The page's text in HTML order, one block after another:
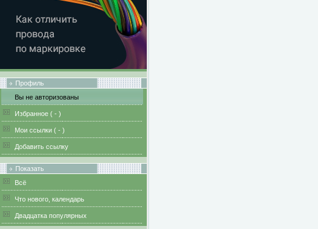
Профиль
Вы не авторизованы
Избранное ( - )
Мои ссылки ( - )
Добавить ссылку
Показать
Всё
Что нового, календарь
Двадцатка популярных